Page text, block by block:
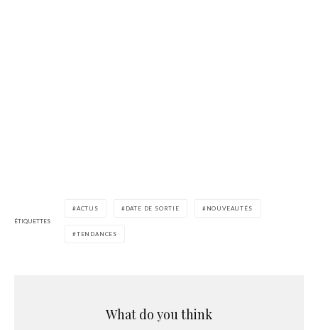
ÉTIQUETTES
ACTUS DATE DE SORTIE NOUVEAUTÉS
TENDANCES
What do you think